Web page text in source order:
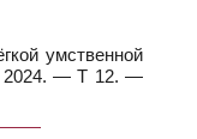
умственной
2024. — Т 12. —